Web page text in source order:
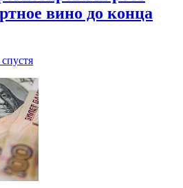
вино до конца